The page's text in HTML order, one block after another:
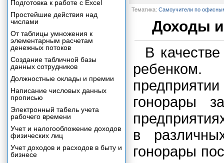
Тематика: Самоучители по
Доходы
В
гонорары
в
гонорары
Подготовка к работе с Excel
Простейшие действия над
числами
От таблицы умножения к
элементарным расчетам
денежных потоков
Создание табличной базы
данных сотрудников
Должностные оклады и премии
Написание числовых данных
прописью
Электронный табель учета
рабочего времени
Учет и налогообложение доходов
физических лиц
Учет доходов и расходов в быту и
бизнесе